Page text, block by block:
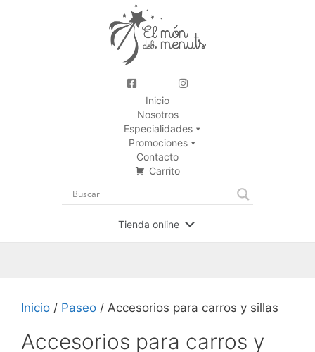
Inicio
Nosotros
Especialidades
Promociones
Contacto
Carrito
Tienda online
Inicio / Paseo / Accesorios para carros y sillas
Accesorios para carros y